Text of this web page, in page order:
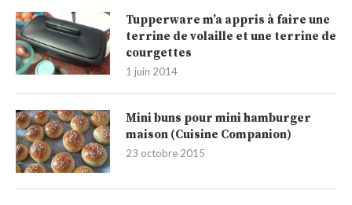
Tupperware m’a appris à faire une
terrine de volaille et une terrine de
courgettes
1 juin 2014
Mini buns pour mini hamburger
maison (Cuisine Companion)
23 octobre 2015